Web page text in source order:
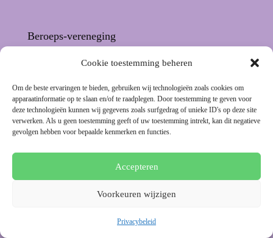
Cookie toestemming beheren
Om de beste ervaringen te bieden, gebruiken wij technologieën zoals cookies om
apparaatinformatie op te slaan en/of te raadplegen. Door toestemming te geven voor
deze technologieën kunnen wij gegevens zoals surfgedrag of unieke ID's op deze site
verwerken. Als u geen toestemming geeft of uw toestemming intrekt, kan dit negatieve
gevolgen hebben voor bepaalde kenmerken en functies.
Accepteren
Voorkeuren wijzigen
Privacybeleid
Beroeps-vereneging